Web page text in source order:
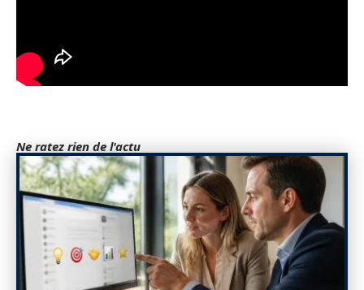
Ne ratez rien de l'actu